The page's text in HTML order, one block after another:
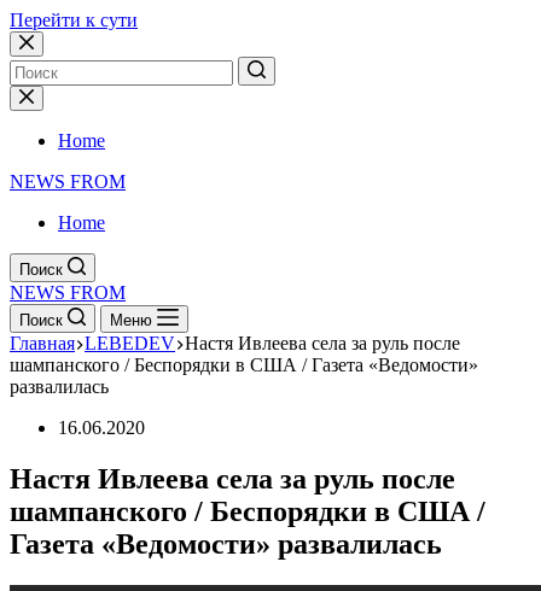
Перейти к сути
Home
NEWS FROM
Home
Поиск
NEWS FROM
Поиск Меню
Главная LEBEDEV Настя Ивлеева села за руль после
шампанского / Беспорядки в США / Газета «Ведомости»
развалилась
16.06.2020
Настя Ивлеева села за руль после
шампанского / Беспорядки в США /
Газета «Ведомости» развалилась